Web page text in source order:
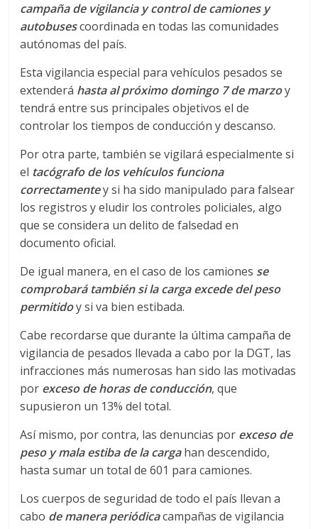
n
a
–
T
r
a
n
s
p
o
r
t
campaña de vigilancia y control de camiones y
autobusescoordinada en todas las comunidades
autónomas del país.
Esta vigilancia especial para vehículos pesados se
extenderá hasta al próximo domingo 7 de marzoy
tendrá entre sus principales objetivos el de
controlar los tiempos de conducción y descanso.
Por otra parte, también se vigilará especialmente si
el tacógrafo de los vehículos funciona
correctamentey si ha sido manipulado para falsear
los registros y eludir los controles policiales, algo
que se considera un delito de falsedad en
documento oficial.
De igual manera, en el caso de los camiones se
comprobará también si la carga excede del peso
permitidoy si va bien estibada.
Cabe recordarse que durante la última campaña de
vigilancia de pesados llevada a cabo por la DGT, las
infracciones más numerosas han sido las motivadas
por exceso de horas de conducción, que
supusieron un 13% del total.
Así mismo, por contra, las denuncias por exceso de
peso y mala estiba de la cargahan descendido,
hasta sumar un total de 601 para camiones.
Los cuerpos de seguridad de todo el país llevan a
cabo de manera periódicacampañas de vigilancia